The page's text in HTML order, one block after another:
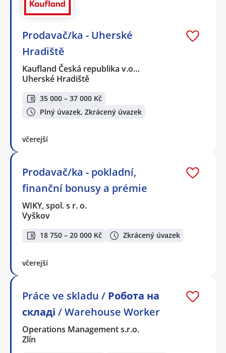
Prodavač/ka - Uherské
Hradiště
Kaufland Česká republika v.o…
Uherské Hradiště
35 000 – 37 000 Kč
Plný úvazek, Zkrácený úvazek
včerejší
Prodavač/ka - pokladní,
finanční bonusy a prémie
WIKY, spol. s r. o.
Vyškov
18 750 – 20 000 Kč Zkrácený úvazek
včerejší
Práce ve skladu / Робота на
складі / Warehouse Worker
Operations Management s.r.o.
Zlín